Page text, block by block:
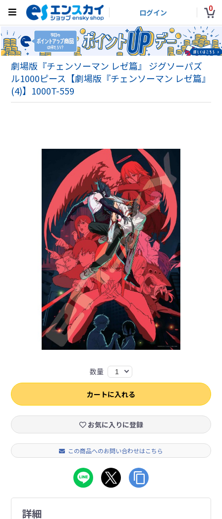
ログイン 0
劇場版『チェンソーマン レゼ篇』 ジグソーパズ
ル1000ピース【劇場版『チェンソーマン レゼ篇』
(4)】1000T-559
数量 1
カートに入れる
お気に入りに登録
この商品へのお問い合わせはこちら
詳細